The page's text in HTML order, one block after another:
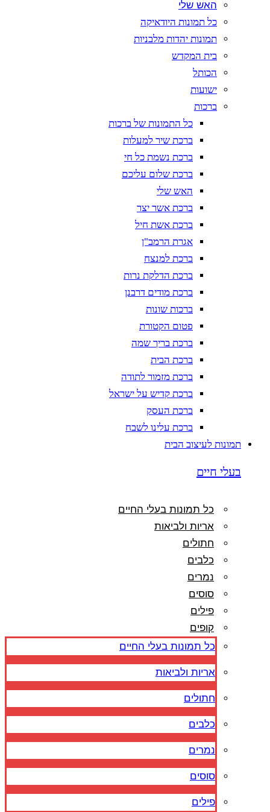
האש שלי
כל תמונות היודאיקה
תמונות יהדות מלבניות
בית המקדש
הכותל
ישועות
ברכות
כל התמונות של ברכות
ברכת שיר למעלות
ברכת נשמת כל חי
ברכת שלום עליכם
האש שלי
ברכת אשר יצר
ברכת אשת חיל
אגרת הרמב"ן
ברכת למנצח
ברכת הדלקת נרות
ברכת מודים דרבנן
ברכות שונות
פטום הקטורת
ברכת בריך שמה
ברכת הבית
ברכת מזמור לתודה
ברכת קדיש על ישראל
ברכת העסק
ברכת עלינו לשבח
תמונות לעיצוב הבית
בעלי חיים
כל תמונות בעלי החיים
אריות ולביאות
חתולים
כלבים
נמרים
סוסים
פילים
קופים
כל תמונות בעלי החיים
אריות ולביאות
חתולים
כלבים
נמרים
סוסים
פילים